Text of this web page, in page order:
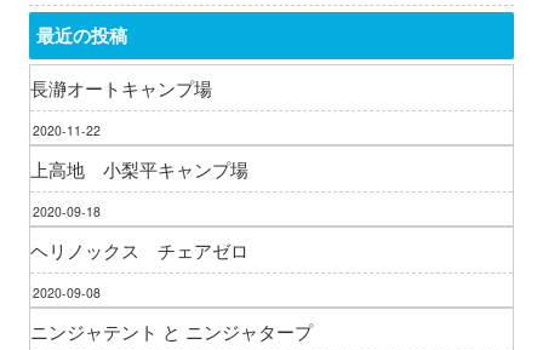
最近の投稿
長瀞オートキャンプ場
2020-11-22
上高地 小梨平キャンプ場
2020-09-18
ヘリノックス チェアゼロ
2020-09-08
ニンジャテント と ニンジャタープ